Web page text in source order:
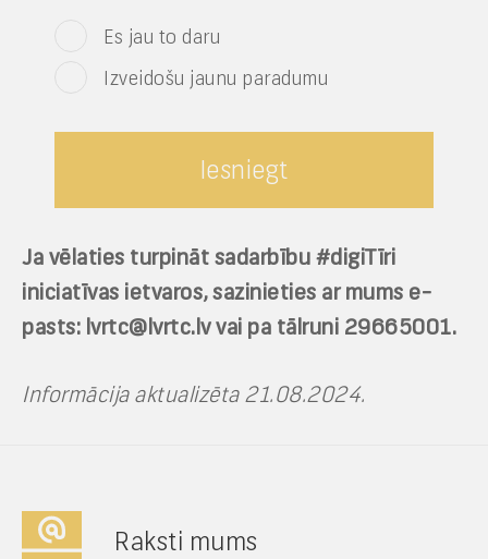
Es jau to daru
Izveidošu jaunu paradumu
Ja vēlaties turpināt sadarbību #digiTīri
iniciatīvas ietvaros, sazinieties ar mums e-
pasts: lvrtc@lvrtc.lvvai pa tālruni 29665001.
Informācija aktualizēta 21.08.2024.
Raksti mums